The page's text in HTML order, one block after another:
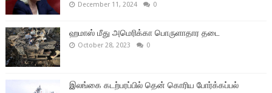
December 11, 2024 0
ஹமாஸ் மீது அமெரிக்கா பொருளாதார தடை
October 28, 2023 0
இலங்கை கடற்பரப்பில் தென் கொரிய போர்க்கப்பல்